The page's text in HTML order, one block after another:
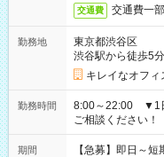
交通費 交通費一
勤務地
東京都渋谷区
渋谷駅から徒歩5分
キレイなオフィ
勤務時間
8:00～22:00 ▼1
ご相談ください！
期間
【急募】即日～